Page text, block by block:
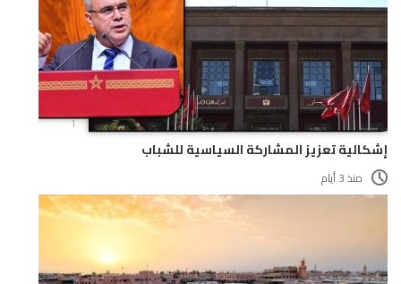
إشكالية تعزيز المشاركة السياسية للشباب
منذ 3 أيام